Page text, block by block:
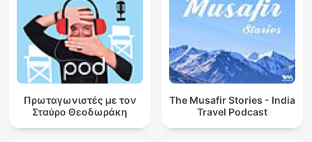
Πρωταγωνιστές με τον
Σταύρο Θεοδωράκη
The Musafir Stories - India
Travel Podcast